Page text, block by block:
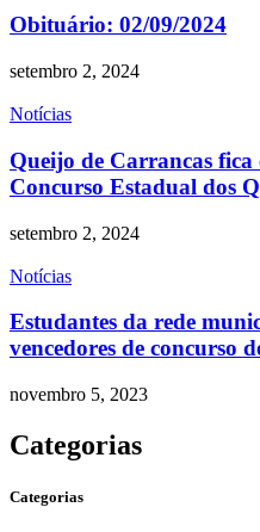
Obituário: 02/09/2024
setembro 2, 2024
Notícias
Queijo de Carrancas
Concurso Estadual dos
setembro 2, 2024
Notícias
Estudantes da rede
vencedores de concurso
novembro 5, 2023
Categorias
Categorias